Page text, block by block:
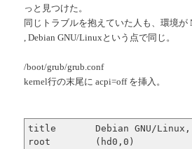
っと見つけた。
同じトラブルを抱えていた人も、環境が
, Debian GNU/Linuxという点で同じ。
/boot/grub/grub.conf
kernel行の末尾に acpi=off を挿入。
title       Debian GNU/Linux,
root        (hd0,0)